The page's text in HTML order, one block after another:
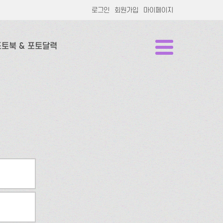
로그인 회원가입 마이페이지
북 & 포토달력